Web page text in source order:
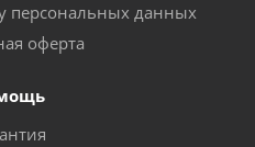
персональных данных
оферта